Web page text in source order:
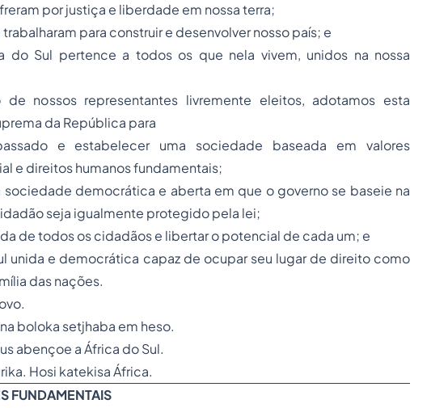
por justiça e liberdade em nossa terra;
para construir e desenvolver nosso país; e
do Sul pertence a todos os que nela vivem, unidos na nossa
nossos representantes livremente eleitos, adotamos esta
da República para
e estabelecer uma sociedade baseada em valores
e direitos humanos fundamentais;
sociedade democrática e aberta em que o governo se baseie na
seja igualmente protegido pela lei;
de todos os cidadãos e libertar o potencial de cada um; e
unida e democrática capaz de ocupar seu lugar de direito como
das nações.
boloka setjhaba em heso.
abençoe a África do Sul.
Hosi katekisa África.
FUNDAMENTAIS